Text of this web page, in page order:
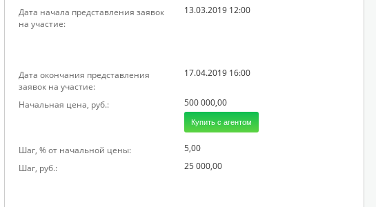
Дата начала представления заявок
на участие:
13.03.2019 12:00
Дата окончания представления
заявок на участие:
17.04.2019 16:00
Начальная цена, руб.: 500 000,00
Купить с агентом
Шаг, % от начальной цены:
5,00
Шаг, руб.: 25 000,00